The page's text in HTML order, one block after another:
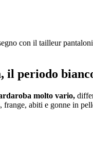
con il tailleur
il periodo
molto vario,
frange, abiti e gonne in